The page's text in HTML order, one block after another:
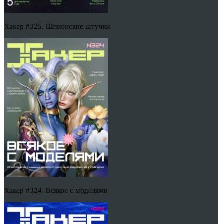
Хакер #325. Шпионские штучки
Хакер #324. Всякое с моделями